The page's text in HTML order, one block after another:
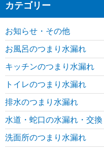
カテゴリー
お知らせ・その他
お風呂のつまり水漏れ
キッチンのつまり水漏れ
トイレのつまり水漏れ
排水のつまり水漏れ
水道・蛇口の水漏れ・交換
洗面所のつまり水漏れ